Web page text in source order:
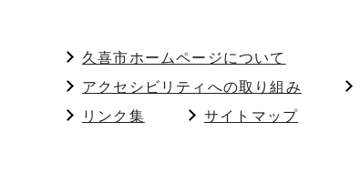
久喜市ホームページについて
アクセシビリティへの取り組み
リンク集
サイトマップ